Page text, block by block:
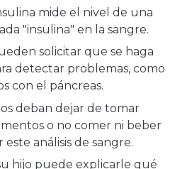
mide el nivel de una
"insulina" en la sangre.
solicitar que se haga
detectar problemas, como
con el páncreas.
deban dejar de tomar
o no comer ni beber
análisis de sangre.
hijo puede explicarle qué